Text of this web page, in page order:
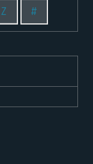
Z #